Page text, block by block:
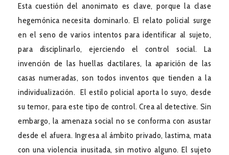
Esta cuestión del anonimato es clave, porque la clase
hegemónica necesita dominarlo. El relato policial surge
en el seno de varios intentos para identificar al sujeto,
para disciplinarlo, ejerciendo el control social. La
invención de las huellas dactilares, la aparición de las
casas numeradas, son todos inventos que tienden a la
individualización. El estilo policial aporta lo suyo, desde
su temor, para este tipo de control. Crea al detective. Sin
embargo, la amenaza social no se conforma con asustar
desde el afuera. Ingresa al ámbito privado, lastima, mata
con una violencia inusitada, sin motivo alguno. El sujeto